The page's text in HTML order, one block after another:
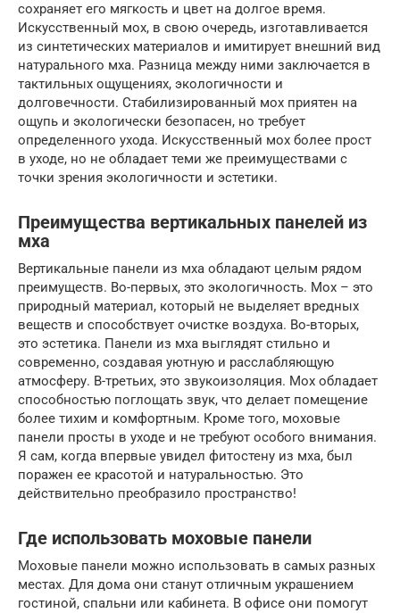
сохраняет его мягкость и цвет на долгое время.
Искусственный мох, в свою очередь, изготавливается
из синтетических материалов и имитирует внешний вид
натурального мха. Разница между ними заключается в
тактильных ощущениях, экологичности и
долговечности. Стабилизированный мох приятен на
ощупь и экологически безопасен, но требует
определенного ухода. Искусственный мох более прост
в уходе, но не обладает теми же преимуществами с
точки зрения экологичности и эстетики.
Преимущества вертикальных панелей из
мха
Вертикальные панели из мха обладают целым рядом
преимуществ. Во-первых, это экологичность. Мох – это
природный материал, который не выделяет вредных
веществ и способствует очистке воздуха. Во-вторых,
это эстетика. Панели из мха выглядят стильно и
современно, создавая уютную и расслабляющую
атмосферу. В-третьих, это звукоизоляция. Мох обладает
способностью поглощать звук, что делает помещение
более тихим и комфортным. Кроме того, моховые
панели просты в уходе и не требуют особого внимания.
Я сам, когда впервые увидел фитостену из мха, был
поражен ее красотой и натуральностью. Это
действительно преобразило пространство!
Где использовать моховые панели
Моховые панели можно использовать в самых разных
местах. Для дома они станут отличным украшением
гостиной, спальни или кабинета. В офисе они помогут